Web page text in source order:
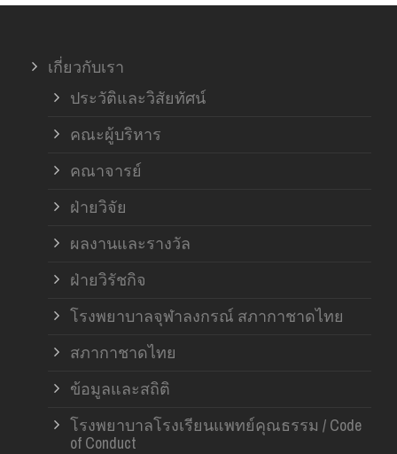
เกี่ยวกับเรา
ประวัติและวิสัยทัศน์
คณะผู้บริหาร
คณาจารย์
ฝ่ายวิจัย
ผลงานและรางวัล
ฝ่ายวิรัชกิจ
โรงพยาบาลจุฬาลงกรณ์ สภากาชาดไทย
สภากาชาดไทย
ข้อมูลและสถิติ
โรงพยาบาลโรงเรียนแพทย์คุณธรรม / Code
of Conduct